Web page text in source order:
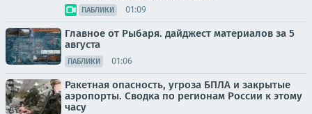
ПАБЛИКИ 01:09
Главное от Рыбаря. дайджест материалов за 5
августа
ПАБЛИКИ 01:06
Ракетная опасность, угроза БПЛА и закрытые
аэропорты. Сводка по регионам России к этому
часу